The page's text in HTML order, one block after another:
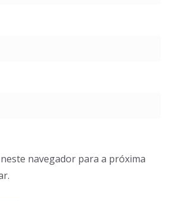
navegador para a próxima